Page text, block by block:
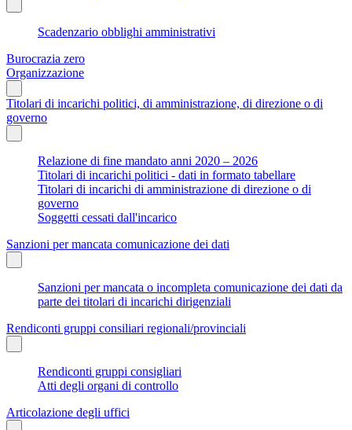
Scadenzario obblighi amministrativi
Burocrazia zero
Organizzazione
Titolari di incarichi politici, di amministrazione, di direzione o di
governo
Relazione di fine mandato anni 2020 – 2026
Titolari di incarichi politici - dati in formato tabellare
Titolari di incarichi di amministrazione di direzione o di
governo
Soggetti cessati dall'incarico
Sanzioni per mancata comunicazione dei dati
Sanzioni per mancata o incompleta comunicazione dei dati da
parte dei titolari di incarichi dirigenziali
Rendiconti gruppi consiliari regionali/provinciali
Rendiconti gruppi consigliari
Atti degli organi di controllo
Articolazione degli uffici